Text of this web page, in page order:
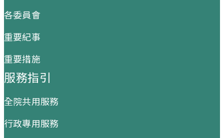
各委員會
重要紀事
重要措施
服務指引
全院共用服務
行政專用服務